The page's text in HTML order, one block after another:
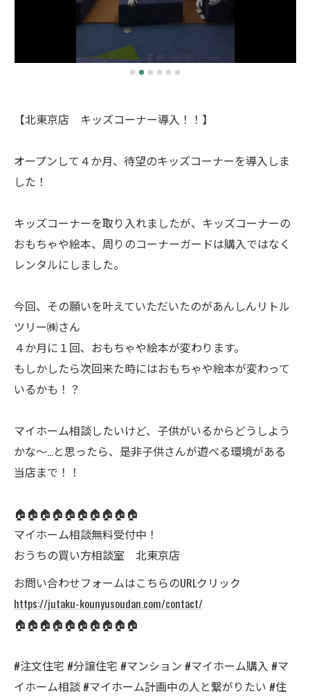
【北東京店 キッズコーナー導入！！】
オープンして４か月、待望のキッズコーナーを導入しま
した！
キッズコーナーを取り入れましたが、キッズコーナーの
おもちゃや絵本、周りのコーナーガードは購入ではなく
レンタルにしました。
今回、その願いを叶えていただいたのがあんしんリトル
ツリー㈱さん
４か月に１回、おもちゃや絵本が変わります。
もしかしたら次回来た時にはおもちゃや絵本が変わって
いるかも！？
マイホーム相談したいけど、子供がいるからどうしよう
かな～…と思ったら、是非子供さんが遊べる環境がある
当店まで！！
🏠🏠🏠🏠🏠🏠🏠🏠🏠🏠
マイホーム相談無料受付中！
おうちの買い方相談室 北東京店
お問い合わせフォームはこちらのURLクリック
https://jutaku-kounyusoudan.com/contact/
🏠🏠🏠🏠🏠🏠🏠🏠🏠🏠
#注文住宅 #分譲住宅 #マンション #マイホーム購入 #マ
イホーム相談 #マイホーム計画中の人と繋がりたい #住